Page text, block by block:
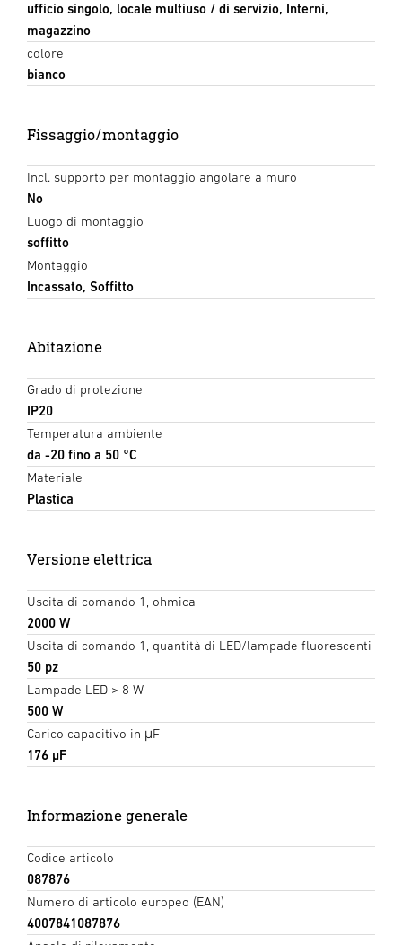
ufficio singolo, locale multiuso / di servizio, Interni,
magazzino
colore
bianco
Fissaggio/montaggio
Incl. supporto per montaggio angolare a muro
No
Luogo di montaggio
soffitto
Montaggio
Incassato, Soffitto
Abitazione
Grado di protezione
IP20
Temperatura ambiente
da -20 fino a 50 °C
Materiale
Plastica
Versione elettrica
Uscita di comando 1, ohmica
2000 W
Uscita di comando 1, quantità di LED/lampade fluorescenti
50 pz
Lampade LED > 8 W
500 W
Carico capacitivo in μF
176 µF
Informazione generale
Codice articolo
087876
Numero di articolo europeo (EAN)
4007841087876